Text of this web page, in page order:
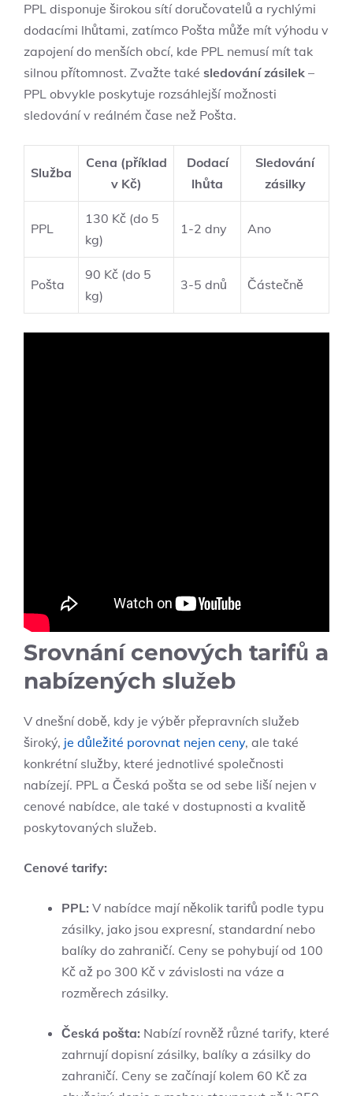
PPL disponuje širokou sítí doručovatelů a rychlými
dodacími lhůtami, zatímco Pošta může mít výhodu v
zapojení do menších obcí, kde PPL nemusí mít tak
silnou přítomnost. Zvažte také sledování zásilek –
PPL obvykle poskytuje rozsáhlejší možnosti
sledování v reálném čase než Pošta.
Služba
Cena (příklad
v Kč)
Dodací
lhůta
Sledování
zásilky
PPL
130 Kč (do 5
kg)
1-2 dny Ano
Pošta
90 Kč (do 5
kg)
3-5 dnů Částečně
Srovnání cenových tarifů a
nabízených služeb
V dnešní době, kdy je výběr přepravních služeb
široký, je důležité porovnat nejen ceny, ale také
konkrétní služby, které jednotlivé společnosti
nabízejí. PPL a Česká pošta se od sebe liší nejen v
cenové nabídce, ale také v dostupnosti a kvalitě
poskytovaných služeb.
Cenové tarify:
PPL: V nabídce mají několik tarifů podle typu
zásilky, jako jsou expresní, standardní nebo
balíky do zahraničí. Ceny se pohybují od 100
Kč až po 300 Kč v závislosti na váze a
rozměrech zásilky.
Česká pošta: Nabízí rovněž různé tarify, které
zahrnují dopisní zásilky, balíky a zásilky do
zahraničí. Ceny se začínají kolem 60 Kč za